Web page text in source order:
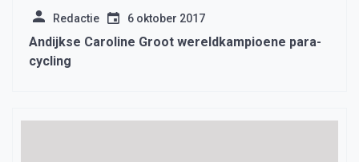
Redactie 6 oktober 2017
Andijkse Caroline Groot wereldkampioene para-
cycling